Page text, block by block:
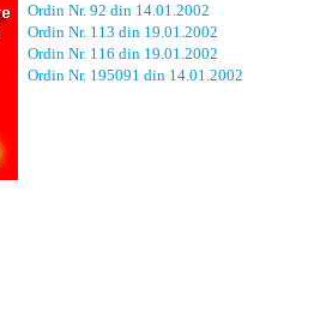
Ordin Nr. 92 din 14.01.2002
Ordin Nr. 113 din 19.01.2002
Ordin Nr. 116 din 19.01.2002
Ordin Nr. 195091 din 14.01.2002